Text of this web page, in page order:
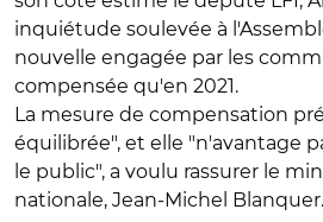
inquiétude soulevée à
nouvelle engagée par les
compensée qu'en 2021.
La mesure de compensation
équilibrée", et elle "n'avantage
le public", a voulu rassurer le
nationale, Jean-Michel Blanquer.